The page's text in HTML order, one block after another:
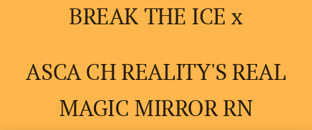
BREAK THE ICE x
ASCA CH REALITY'S REAL
MAGIC MIRROR RN